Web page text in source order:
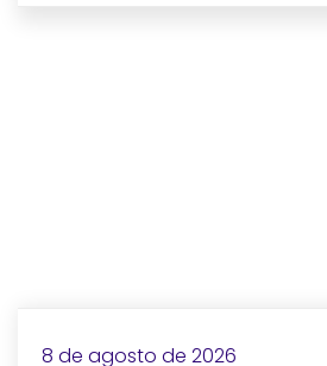
8 de agosto de 2026